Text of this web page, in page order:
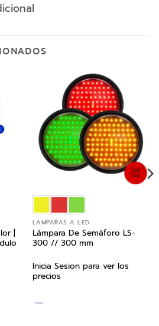
|
LAMPARAS A LED
Lámpara De Semáforo LS-
300 // 300 mm
Inicia Sesion para ver los
precios